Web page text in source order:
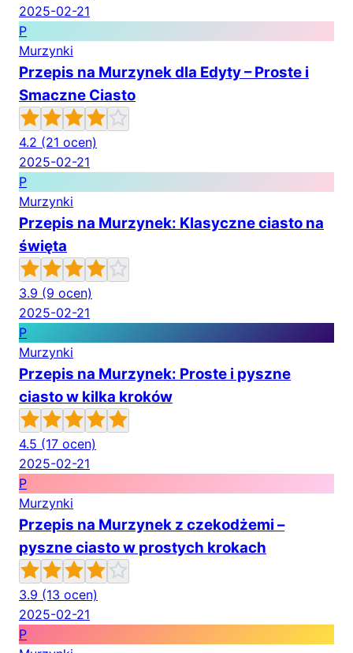
2025-02-21
P
Murzynki
Przepis na Murzynek dla Edyty – Proste i
Smaczne Ciasto
4.2 (21 ocen)
2025-02-21
P
Murzynki
Przepis na Murzynek: Klasyczne ciasto na
święta
3.9 (9 ocen)
2025-02-21
P
Murzynki
Przepis na Murzynek: Proste i pyszne
ciasto w kilka kroków
4.5 (17 ocen)
2025-02-21
P
Murzynki
Przepis na Murzynek z czekodżemi –
pyszne ciasto w prostych krokach
3.9 (13 ocen)
2025-02-21
P